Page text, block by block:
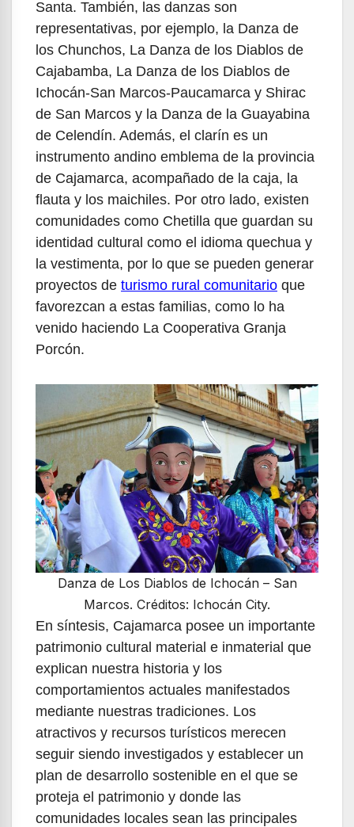
Santa. También, las danzas son
representativas, por ejemplo, la Danza de
los Chunchos, La Danza de los Diablos de
Cajabamba, La Danza de los Diablos de
Ichocán-San Marcos-Paucamarca y Shirac
de San Marcos y la Danza de la Guayabina
de Celendín. Además, el clarín es un
instrumento andino emblema de la provincia
de Cajamarca, acompañado de la caja, la
flauta y los maichiles. Por otro lado, existen
comunidades como Chetilla que guardan su
identidad cultural como el idioma quechua y
la vestimenta, por lo que se pueden generar
proyectos de turismo rural comunitario que
favorezcan a estas familias, como lo ha
venido haciendo La Cooperativa Granja
Porcón.
Danza de Los Diablos de Ichocán – San
Marcos. Créditos: Ichocán City.
En síntesis, Cajamarca posee un importante
patrimonio cultural material e inmaterial que
explican nuestra historia y los
comportamientos actuales manifestados
mediante nuestras tradiciones. Los
atractivos y recursos turísticos merecen
seguir siendo investigados y establecer un
plan de desarrollo sostenible en el que se
proteja el patrimonio y donde las
comunidades locales sean las principales